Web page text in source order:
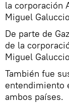
la corporación
Miguel
De parte de
de la
Miguel
También fue
entendimiento
ambos países.